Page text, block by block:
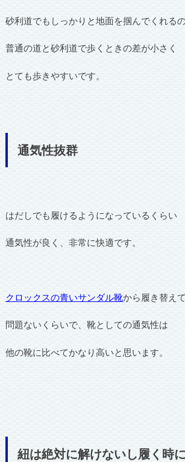
砂利道でもしっかりと地面を掴んでくれる
普通の道と砂利道で歩くときの差が小さく
とても歩きやすいです。
通気性抜群
はだしでも履けるようになっているくらい
通気性が良く、非常に快適です。
クロックスの青いサンダル靴から履き替え
問題ないくらいで、靴としての通気性は
他の靴に比べてかなり高いと思います。
紐は絶対に解けないし履く時